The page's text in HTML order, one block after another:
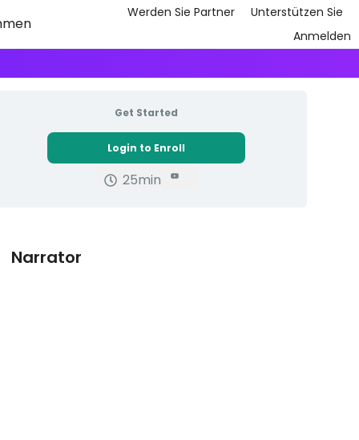
Werden Sie Partner
Unterstützen Sie
Anmelden
Get Started
Login to Enroll
25min
Narrator